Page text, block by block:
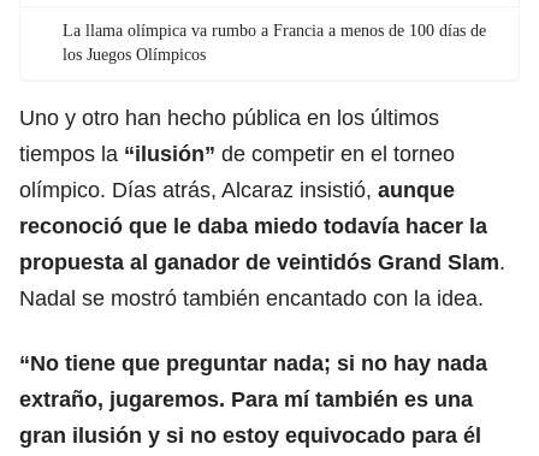
La llama olímpica va rumbo a Francia a menos de 100 días de
los Juegos Olímpicos
Uno y otro han hecho pública en los últimos
tiempos la “ilusión” de competir en el torneo
olímpico. Días atrás, Alcaraz insistió, aunque
reconoció que le daba miedo todavía hacer la
propuesta al ganador de veintidós Grand Slam.
Nadal se mostró también encantado con la idea.
“No tiene que preguntar nada; si no hay nada
extraño, jugaremos. Para mí también es una
gran ilusión y si no estoy equivocado para él